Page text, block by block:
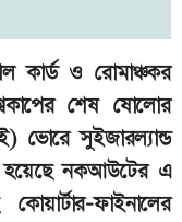
কার্ড ও রোমাঞ্চকর
শেষ ষোলোর
ভোরে সুইজারল্যান্ড
হয়েছে নকআউটের এ
ফাইনালের